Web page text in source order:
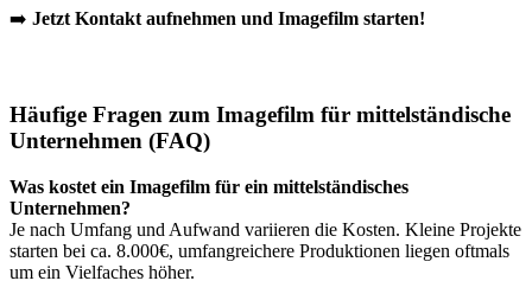
➡️ Jetzt Kontakt aufnehmen und Imagefilm starten!
Häufige Fragen zum Imagefilm für mittelständische
Unternehmen (FAQ)
Was kostet ein Imagefilm für ein mittelständisches
Unternehmen?
Je nach Umfang und Aufwand variieren die Kosten. Kleine Projekte
starten bei ca. 8.000€, umfangreichere Produktionen liegen oftmals
um ein Vielfaches höher.